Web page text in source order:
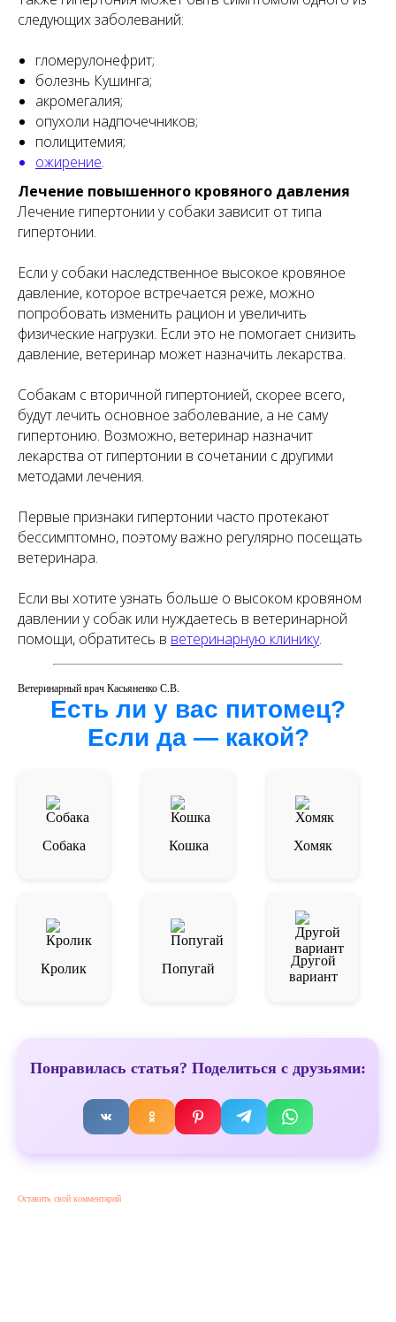
следующих заболеваний:
гломерулонефрит;
болезнь Кушинга;
акромегалия;
опухоли надпочечников;
полицитемия;
ожирение.
Лечение повышенного кровяного давления
Лечение гипертонии у собаки зависит от типа
гипертонии.
Если у собаки наследственное высокое кровяное
давление, которое встречается реже, можно
попробовать изменить рацион и увеличить
физические нагрузки. Если это не помогает снизить
давление, ветеринар может назначить лекарства.
Собакам с вторичной гипертонией, скорее всего,
будут лечить основное заболевание, а не саму
гипертонию. Возможно, ветеринар назначит
лекарства от гипертонии в сочетании с другими
методами лечения.
Первые признаки гипертонии часто протекают
бессимптомно, поэтому важно регулярно посещать
ветеринара.
Если вы хотите узнать больше о высоком кровяном
давлении у собак или нуждаетесь в ветеринарной
помощи, обратитесь в ветеринарную клинику.
Ветеринарный врач Касьяненко С.В.
Есть ли у вас питомец?
Если да — какой?
Собака Кошка Хомяк
Кролик Попугай
Другой
вариант
Понравилась статья? Поделиться с друзьями:
Оставить свой комментарий